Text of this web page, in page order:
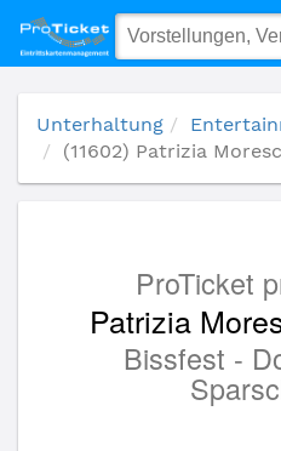
(11602) Patrizia Moresco -
Unterhaltung
(11602) Patrizia
ProTicket
Patrizia
Bissfest -